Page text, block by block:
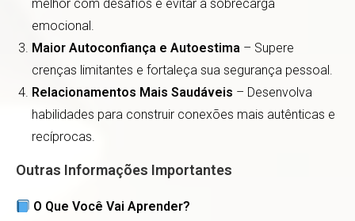
melhor com desafios e evitar a sobrecarga
emocional.
Maior Autoconfiança e Autoestima – Supere
crenças limitantes e fortaleça sua segurança pessoal.
Relacionamentos Mais Saudáveis – Desenvolva
habilidades para construir conexões mais autênticas e
recíprocas.
Outras Informações Importantes
O Que Você Vai Aprender?